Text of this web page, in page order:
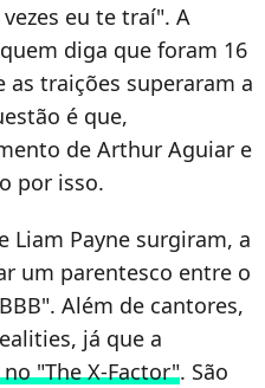
eu te traí". A
diga que foram 16
as traições superaram a
é que,
de Arthur Aguiar e
por isso.
Liam Payne surgiram, a
um parentesco entre o
Além de cantores,
já que a
"The X-Factor". São